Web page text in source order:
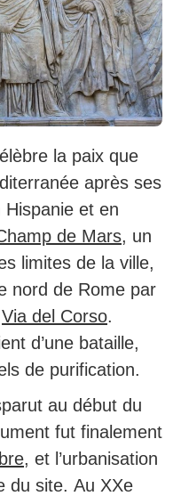
la paix que
après ses
et en
de Mars, un
limites de la ville,
nord de Rome par
Via del Corso.
d’une bataille,
de purification.
au début du
fut finalement
, et l’urbanisation
du site. Au XXe